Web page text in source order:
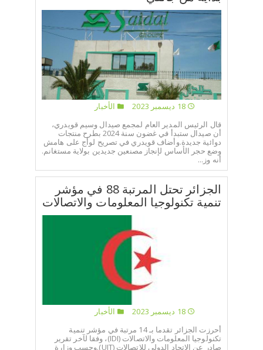
18 ديسمبر 2023
الأخبار
قال الرئيس المدير العام لمجمع صيدال وسيم قويدري،
أن صيدال ستبدأ في غضون سنة 2024 بطرح منتجات
دوائية جديدة.وأضاف قويدري في تصريح لوأج على هامش
وضع حجر الأساس لإنجاز مصنعين جديدين بولاية مستغانم.
أنه وز...
الجزائر تحتل المرتبة 88 في مؤشر
تنمية تكنولوجيا المعلومات والاتصالات
18 ديسمبر 2023
الأخبار
أحرزت الجزائر تقدما بـ 14 مرتبة في مؤشر تنمية
تكنولوجيا المعلومات والاتصالات (IDI)، وفقا لآخر تقرير
صادر عن الاتحاد الدولي للاتصالات (UIT).وحسب وزارة